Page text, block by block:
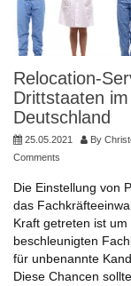
Relocation-
Drittstaaten
Deutschland
25.05.2021 By
Comments
Die Einstellung von
das
Kraft getreten ist
beschleunigten
für unbenannte
Diese Chancen